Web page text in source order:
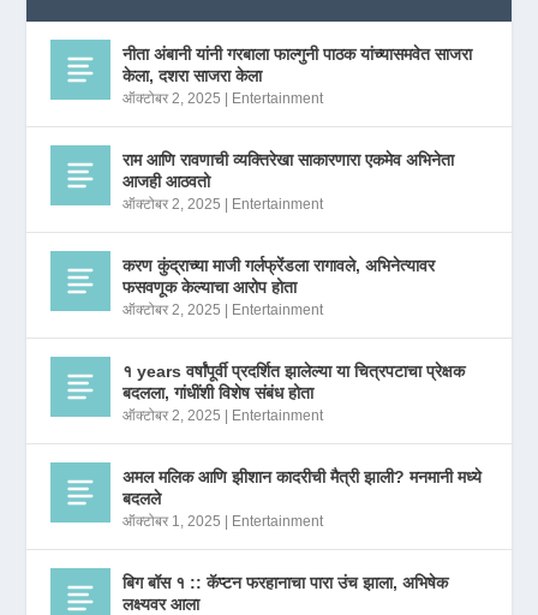
नीता अंबानी यांनी गरबाला फाल्गुनी पाठक यांच्यासमवेत साजरा
केला, दशरा साजरा केला
ऑक्टोबर 2, 2025 | Entertainment
राम आणि रावणाची व्यक्तिरेखा साकारणारा एकमेव अभिनेता
आजही आठवतो
ऑक्टोबर 2, 2025 | Entertainment
करण कुंद्राच्या माजी गर्लफ्रेंडला रागावले, अभिनेत्यावर
फसवणूक केल्याचा आरोप होता
ऑक्टोबर 2, 2025 | Entertainment
१ years वर्षांपूर्वी प्रदर्शित झालेल्या या चित्रपटाचा प्रेक्षक
बदलला, गांधींशी विशेष संबंध होता
ऑक्टोबर 2, 2025 | Entertainment
अमल मलिक आणि झीशान कादरीची मैत्री झाली? मनमानी मध्ये
बदलले
ऑक्टोबर 1, 2025 | Entertainment
बिग बॉस १ :: कॅप्टन फरहानाचा पारा उंच झाला, अभिषेक
लक्ष्यवर आला